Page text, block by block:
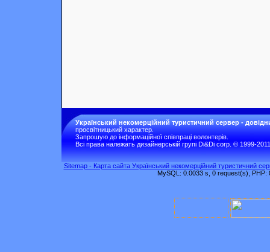
Український некомерційний туристичний сервер -
просвітницький характер.
Запрошую до інформаційної співпраці волонтерів.
Всі права належать дизайнерській групі Di&Di corp. © 1999-2011
Sitemap - Карта сайта Український некомерційний туристичний
MySQL: 0.0033 s, 0 request(s), PHP: